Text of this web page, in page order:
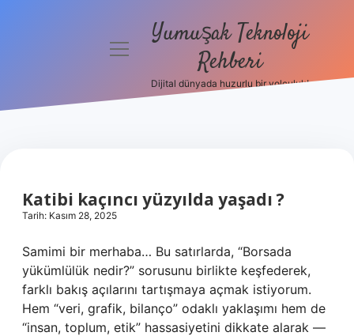
menüyüYumuşak Teknoloji
Rehberi
Dijital dünyada huzurlu bir yolculuk!
Katibi kaçıncı yüzyılda yaşadı ?
Tarih: Kasım 28, 2025
Samimi bir merhaba… Bu satırlarda, “Borsada
yükümlülük nedir?” sorusunu birlikte keşfederek,
farklı bakış açılarını tartışmaya açmak istiyorum.
Hem “veri, grafik, bilanço” odaklı yaklaşımı hem de
“insan, toplum, etik” hassasiyetini dikkate alarak —